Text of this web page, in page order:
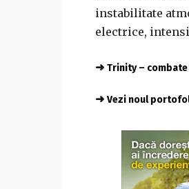
instabilitate
electrice,
➜ Trinity –
➜ Vezi noul